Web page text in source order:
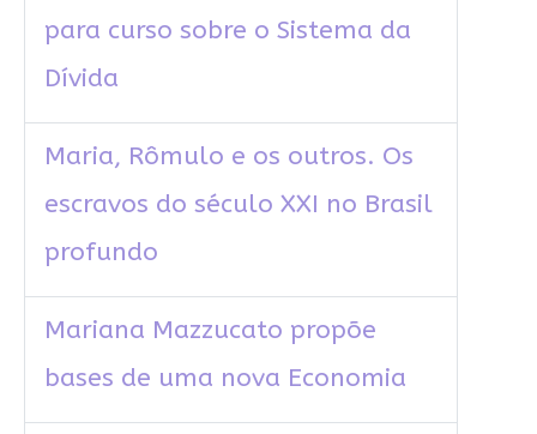
para curso sobre o Sistema da
Dívida
Maria, Rômulo e os outros. Os
escravos do século XXI no Brasil
profundo
Mariana Mazzucato propõe
bases de uma nova Economia